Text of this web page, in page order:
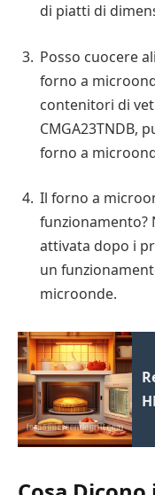
di piatti di
Posso cuocere
forno a
contenitori di
CMGA23TNDB,
forno a
Il forno a
funzionamento?
attivata dopo i
un
microonde.